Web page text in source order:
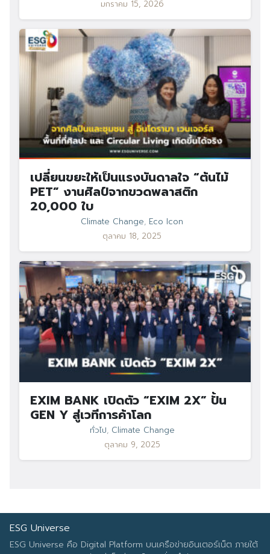
มกราคม 15, 2026
เปลี่ยนขยะให้เป็นแรงบันดาลใจ “ต้นไม้
PET” งานศิลป์จากขวดพลาสติก
20,000 ใบ
Climate Change, Eco Icon
ตุลาคม 18, 2025
EXIM BANK เปิดตัว “EXIM 2X” ปั้น
GEN Y สู่เวทีการค้าโลก
ทั่วไป, Climate Change
ตุลาคม 9, 2025
ESG Universe
ESG Universe คือ Digital Platform บนเครือข่ายอินเตอร์เน็ต ภายใต้